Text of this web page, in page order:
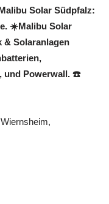
Solar Südpfalz:
☀️Malibu Solar
Solaranlagen
und Powerwall. ☎️